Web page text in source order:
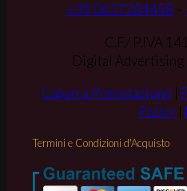
+39 0657284458 –
C.F./ P.IVA
Digital
Caparra Prenotazione |
Policy |
Termini e Condizioni d'Acquisto